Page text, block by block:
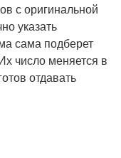
с оригинальной
указать
сама подберет
число меняется в
отдавать